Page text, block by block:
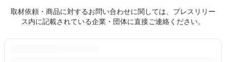
取材依頼・商品に対するお問い合わせに関しては、プレスリリー
ス内に記載されている企業・団体に直接ご連絡ください。